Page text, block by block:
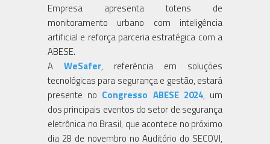
Empresa apresenta totens de
monitoramento urbano com inteligência
artificial e reforça parceria estratégica com a
ABESE.
A WeSafer, referência em soluções
tecnológicas para segurança e gestão, estará
presente no Congresso ABESE 2024, um
dos principais eventos do setor de segurança
eletrônica no Brasil, que acontece no próximo
dia 28 de novembro no Auditório do SECOVI,